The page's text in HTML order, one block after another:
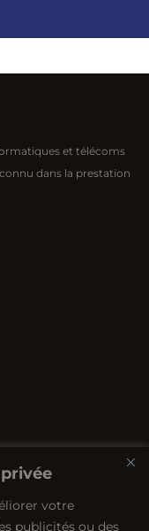
votre
publicités ou des
et télécoms
dans la prestation